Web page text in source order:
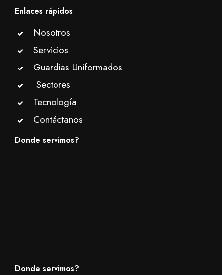
Enlaces rápidos
Nosotros
Servicios
Guardias Uniformados
Sectores
Tecnología
Contáctanos
Donde servimos?
Donde servimos?